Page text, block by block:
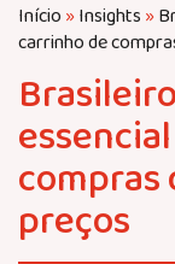
Início »Insights »
carrinho de
compras
preços